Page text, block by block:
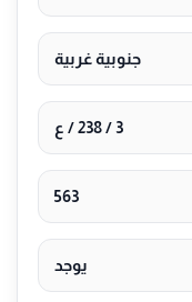
جنوبية غربية
3 / 238 / ع
563
يوجد